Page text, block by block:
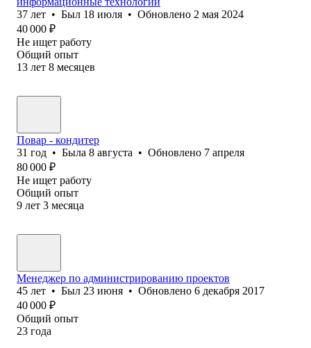
37 лет • Был 18 июля • Обновлено 2 мая 2024
40 000 ₽
Не ищет работу
Общий опыт
13 лет 8 месяцев
Повар - кондитер
31 год • Была 8 августа • Обновлено 7 апреля
80 000 ₽
Не ищет работу
Общий опыт
9 лет 3 месяца
Менеджер по администрированию проектов
45 лет • Был 23 июня • Обновлено 6 декабря 2017
40 000 ₽
Общий опыт
23 года